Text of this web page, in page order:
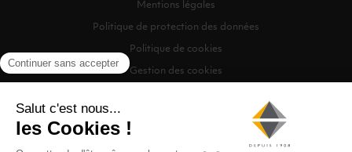
Mentions légales
Politique de protection des données
Politique de cookies
Gestion des cookies
©2026 Munhowen Drinx / Tous droits réservés